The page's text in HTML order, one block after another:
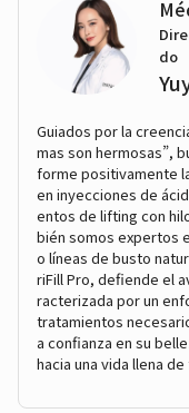
do
Guiados por la
mas son hermosas”,
forme positivamente
en inyecciones de
entos de lifting con
bién somos expertos
o líneas de busto
riFill Pro, defiende el
racterizada por un
tratamientos
a confianza en su
hacia una vida llena